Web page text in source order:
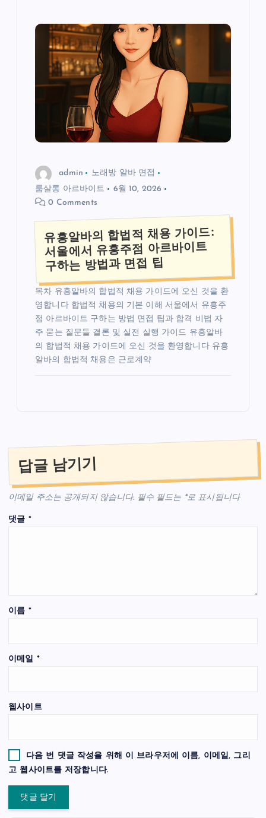
admin
노래방 알바 면접
룸살롱 아르바이트
6월 10, 2026
0 Comments
유흥알바의 합법적 채용 가이드:
서울에서 유흥주점 아르바이트
구하는 방법과 면접 팁
목차 유흥알바의 합법적 채용 가이드에 오신 것을 환
영합니다 합법적 채용의 기본 이해 서울에서 유흥주
점 아르바이트 구하는 방법 면접 팁과 합격 비법 자
주 묻는 질문들 결론 및 실전 실행 가이드 유흥알바
의 합법적 채용 가이드에 오신 것을 환영합니다 유흥
알바의 합법적 채용은 근로계약
답글 남기기
이메일 주소는 공개되지 않습니다. 필수 필드는 *로 표시됩니다
댓글 *
이름 *
이메일 *
웹사이트
다음 번 댓글 작성을 위해 이 브라우저에 이름, 이메일, 그리
고 웹사이트를 저장합니다.